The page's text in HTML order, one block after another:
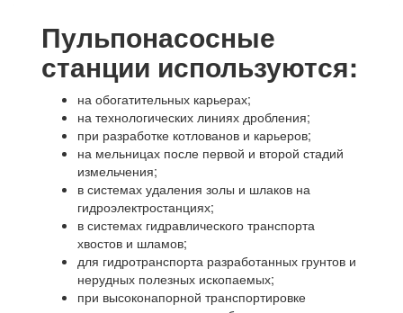
Пульпонасосные
станции используются:
на обогатительных карьерах;
на технологических линиях дробления;
при разработке котлованов и карьеров;
на мельницах после первой и второй стадий
измельчения;
в системах удаления золы и шлаков на
гидроэлектростанциях;
в системах гидравлического транспорта
хвостов и шламов;
для гидротранспорта разработанных грунтов и
нерудных полезных ископаемых;
при высоконапорной транспортировке